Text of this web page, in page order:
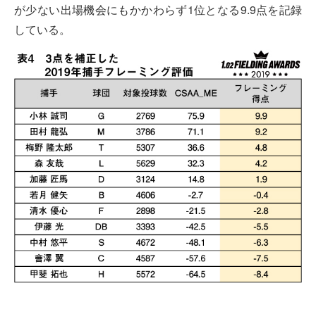
が少ない出場機会にもかかわらず1位となる9.9点を記録
している。